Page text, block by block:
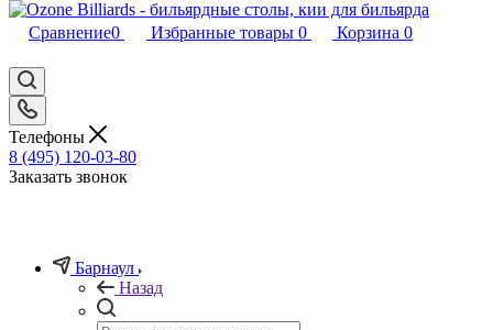
Сравнение0 Избранные товары 0 Корзина 0
Телефоны
8 (495) 120-03-80
Заказать звонок
Барнаул
Назад